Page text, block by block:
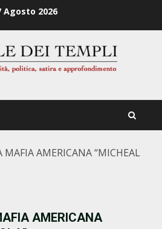
Agosto 2026
MAFIA AMERICANA “MICHEAL
AMERICANA